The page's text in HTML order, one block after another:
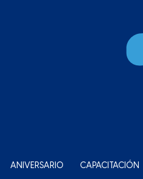
ANIVERSARIO CAPACITACIÓN